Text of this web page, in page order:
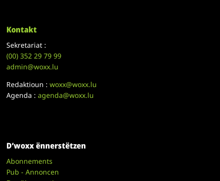
Kontakt
Sekretariat :
(00)352 29 79 99
admin@woxx.lu
Redaktioun :woxx@woxx.lu
Agenda :agenda@woxx.lu
D’woxx ënnerstëtzen
Abonnements
Pub - Annoncen